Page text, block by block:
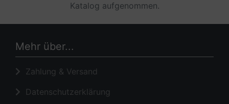
Katalog aufgenommen.
Mehr über...
Zahlung & Versand
Datenschutzerklärung